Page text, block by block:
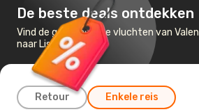
De beste deals ontdekken
Vind de goedkoopste vluchten van
naar Lissabon
Retour Enkele reis